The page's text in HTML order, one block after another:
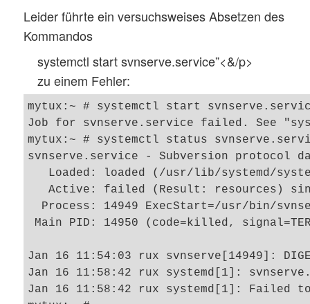
Leider führte ein versuchsweises Absetzen des
Kommandos
systemctl start svnserve.service”<&/p>
zu einem Fehler:
mytux:~ # systemctl start
Job for svnserve.service failed. See
mytux:~ # systemctl status
svnserve.service - Subversion protocol
Loaded: loaded (/usr/lib/systemd/
Active: failed (Result: resources)
Process: 14949 ExecStart=/usr/bin/
Main PID: 14950 (code=killed,
Jan 16 11:54:03 rux svnserve[14949]:
Jan 16 11:58:42 rux systemd[1]:
Jan 16 11:58:42 rux systemd[1]: Failed